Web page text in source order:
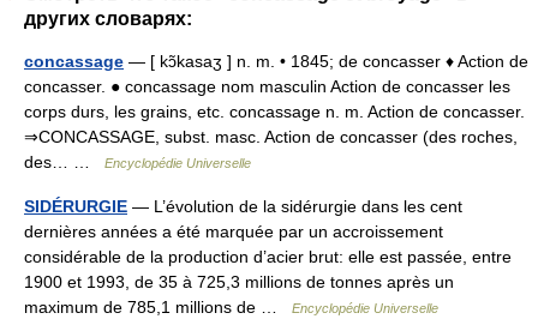
других словарях:
concassage — [ kɔ̃kasaʒ ] n. m. • 1845; de concasser ♦ Action de
concasser. ● concassage nom masculin Action de concasser les
corps durs, les grains, etc. concassage n. m. Action de concasser.
⇒CONCASSAGE, subst. masc. Action de concasser (des roches,
des… …
Encyclopédie Universelle
SIDÉRURGIE — L’évolution de la sidérurgie dans les cent
dernières années a été marquée par un accroissement
considérable de la production d’acier brut: elle est passée, entre
1900 et 1993, de 35 à 725,3 millions de tonnes après un
maximum de 785,1 millions de …
Encyclopédie Universelle